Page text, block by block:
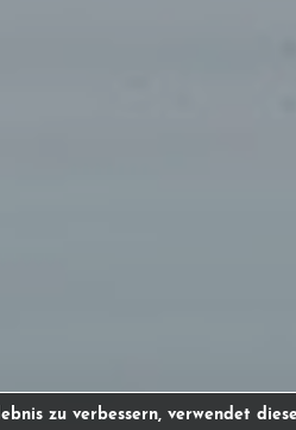
zu verbessern, verwendet